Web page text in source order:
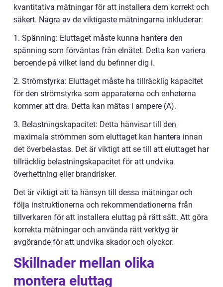
kvantitativa mätningar för att installera dem korrekt och
säkert. Några av de viktigaste mätningarna inkluderar:
1. Spänning: Eluttaget måste kunna hantera den
spänning som förväntas från elnätet. Detta kan variera
beroende på vilket land du befinner dig i.
2. Strömstyrka: Eluttaget måste ha tillräcklig kapacitet
för den strömstyrka som apparaterna och enheterna
kommer att dra. Detta kan mätas i ampere (A).
3. Belastningskapacitet: Detta hänvisar till den
maximala strömmen som eluttaget kan hantera innan
det överbelastas. Det är viktigt att se till att eluttaget har
tillräcklig belastningskapacitet för att undvika
överhettning eller brandrisker.
Det är viktigt att ta hänsyn till dessa mätningar och
följa instruktionerna och rekommendationerna från
tillverkaren för att installera eluttag på rätt sätt. Att göra
korrekta mätningar och använda rätt verktyg är
avgörande för att undvika skador och olyckor.
Skillnader mellan olika
montera eluttag